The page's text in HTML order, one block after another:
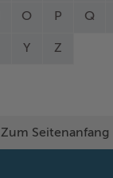
O P Q
Y Z
Zum Seitenanfang